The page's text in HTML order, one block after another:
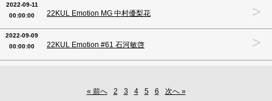
2022-09-11
00:00:00
22KUL Emotion MG 中村優梨花 >
2022-09-09
00:00:00
22KUL Emotion #61 石河敏啓 >
« 前へ 2 3 4 5 6 次へ »